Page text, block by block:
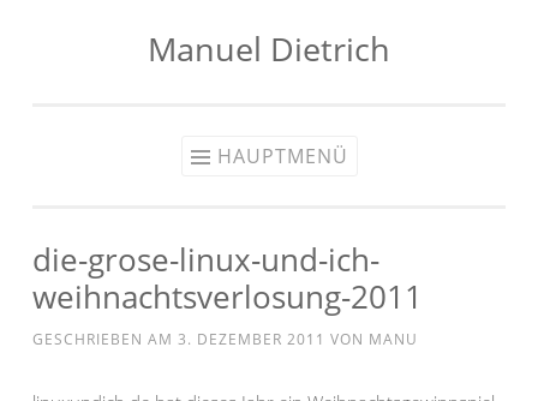
Manuel Dietrich
HAUPTMENÜ
die-grose-linux-und-ich-
weihnachtsverlosung-2011
GESCHRIEBEN AM 3. DEZEMBER 2011 VON MANU